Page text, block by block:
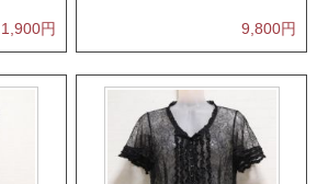
1,900円 9,800円